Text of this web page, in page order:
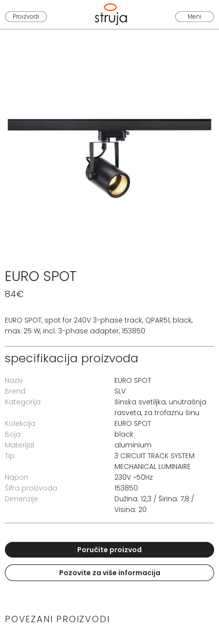
Proizvodi Meni
EURO SPOT
84€
EURO SPOT, spot for 240V 3-phase track, QPAR51, black,
max. 25 W, incl. 3-phase adapter, 153850
specifikacija proizvoda
Naziv
EURO SPOT
Brend
SLV
Kategorija
šinska svetiljka, unutrašnja
rasveta, za trofaznu šinu
Kolekcija
EURO SPOT
Boja
black
Materijal
aluminium
Tip
3 CIRCUIT TRACK SYSTEM
MECHANICAL LUMINAIRE
Napon
230V ~50Hz
Šifra proizvoda
153850
Dimenzije
Dužina: 12,3 / Širina: 7,8 /
Visina: 20
Poručite proizvod
Pozovite za više informacija
POVEZANI PROIZVODI